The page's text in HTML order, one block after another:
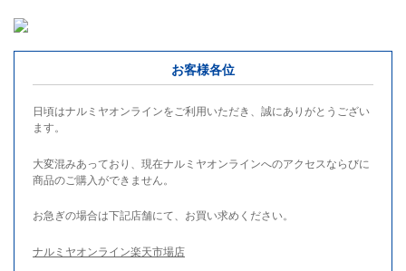
お客様各位
日頃はナルミヤオンラインをご利用いただき、誠にありがとうござい
ます。
大変混みあっており、現在ナルミヤオンラインへのアクセスならびに
商品のご購入ができません。
お急ぎの場合は下記店舗にて、お買い求めください。
ナルミヤオンライン楽天市場店